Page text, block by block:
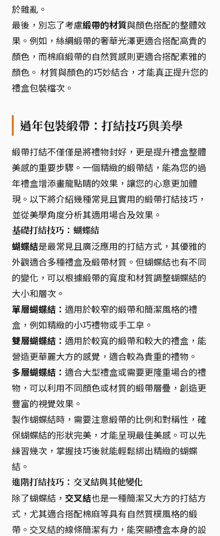
於雜亂。
最後，別忘了考慮緞帶的材質與顏色搭配的整體效
果。例如，絲綢緞帶的奢華光澤更適合搭配高貴的
顏色，而棉麻緞帶的自然質感則更適合搭配素雅的
顏色。 材質與顏色的巧妙結合，才能真正提升您的
禮盒包裝檔次。
過年包裝緞帶：打結技巧與美學
緞帶打結不僅僅是將禮物封好，更是提升禮盒整體
美感的重要步驟。一個精緻的緞帶結，能為您的過
年禮盒增添畫龍點睛的效果，讓您的心意更加體
現。以下將介紹幾種常見且實用的緞帶打結技巧，
並從美學角度分析其適用場合及效果。
基礎打結技巧：蝴蝶結
蝴蝶結是最常見且廣泛應用的打結方式，其優雅的
外觀適合多種禮盒及緞帶材質。但蝴蝶結也有不同
的變化，可以根據緞帶的寬度和材質調整蝴蝶結的
大小和層次。
單層蝴蝶結： 適用於較窄的緞帶和簡潔風格的禮
盒，例如精緻的小巧禮物或手工皁。
雙層蝴蝶結： 適用於較寬的緞帶和較大的禮盒，能
營造更華麗大方的感覺，適合較為貴重的禮物。
多層蝴蝶結： 適合大型禮盒或需要更隆重場合的禮
物，可以利用不同顏色或材質的緞帶層疊，創造更
豐富的視覺效果。
製作蝴蝶結時，需要注意緞帶的比例和對稱性，確
保蝴蝶結的形狀完美，才能呈現最佳美感。可以先
練習幾次，掌握技巧後就能輕鬆綁出精緻的蝴蝶
結。
進階打結技巧：交叉結與其他變化
除了蝴蝶結， 交叉結也是一種簡潔又大方的打結方
式，尤其適合搭配棉麻等具有自然質樸風格的緞
帶。交叉結的線條簡潔有力，能突顯禮盒本身的設